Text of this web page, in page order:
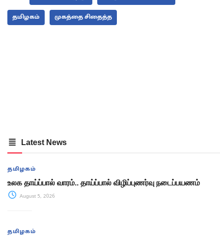
தமிழகம் முகத்தை சிதைத்த
Latest News
தமிழகம்
உலக தாய்ப்பால் வாரம்.. தாய்ப்பால் விழிப்புணர்வு நடைப்பயணம்
August 5, 2026
தமிழகம்